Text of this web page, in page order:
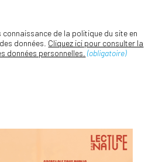
de la politique du site en
données. Cliquez ici pour consulter la
données personnelles. (obligatoire)